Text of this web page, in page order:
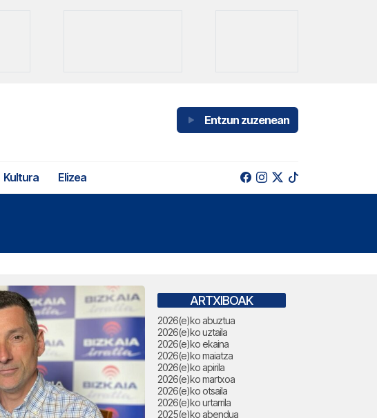
Entzun zuzenean
Kultura Elizea
ARTXIBOAK
2026(e)ko abuztua
2026(e)ko uztaila
2026(e)ko ekaina
2026(e)ko maiatza
2026(e)ko apirila
2026(e)ko martxoa
2026(e)ko otsaila
2026(e)ko urtarrila
2025(e)ko abendua